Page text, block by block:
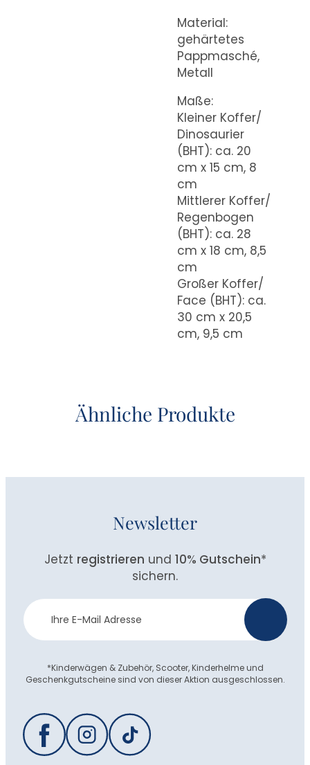
Material:
gehärtetes
Pappmasché,
Metall
Maße:
Kleiner Koffer/
Dinosaurier
(BHT): ca. 20
cm x 15 cm, 8
cm
Mittlerer Koffer/
Regenbogen
(BHT): ca. 28
cm x 18 cm, 8,5
cm
Großer Koffer/
Face (BHT): ca.
30 cm x 20,5
cm, 9,5 cm
Ähnliche Produkte
Newsletter
Jetzt registrieren und 10% Gutschein*
sichern.
Newsletter
Anmeldung
*Kinderwägen & Zubehör, Scooter, Kinderhelme und
Geschenkgutscheine sind von dieser Aktion ausgeschlossen.